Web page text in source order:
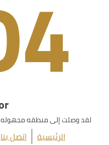
لقد وصلت إلى منطقه مجهوله ،
الرئيسية اتصل بنا